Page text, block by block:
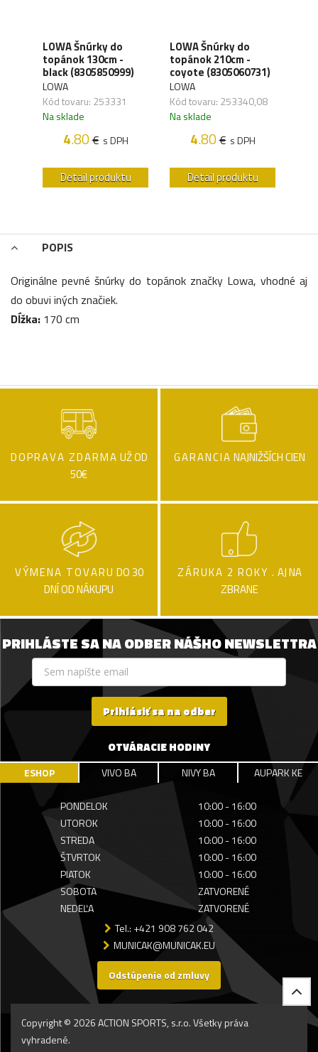
LOWA Šnúrky do
topánok 130cm -
black (8305850999)
LOWA
Kód tovaru: 253331
Na sklade
4.80€ s DPH
Detail produktu
LOWA Šnúrky do
topánok 210cm -
coyote (8305060731)
LOWA
Kód tovaru: 253340,08
Na sklade
4.80€ s DPH
Detail produktu
POPIS
Originálne pevné šnúrky do topánok značky Lowa, vhodné aj
do obuvi iných značiek.
Dĺžka: 170 cm
DOPRAVA ZDARMA UŽ OD
50€
GARANCIA NAJNIŽŠÍCH CIEN
VÝMENA TOVARU DO 30
DNÍ OD NÁKUPU
ZÁRUKA 2 ROKY . AJ NA
ZBRANE
PRIHLÁSTE SA NA ODBER NÁŠHO NEWSLETTRA
Prihlásiť sa na odber
OTVÁRACIE HODINY
ESHOP VIVO BA NIVY BA AUPARK KE
PONDELOK
10:00 - 16:00
UTOROK
10:00 - 16:00
STREDA
10:00 - 16:00
ŠTVRTOK
10:00 - 16:00
PIATOK
10:00 - 16:00
SOBOTA
ZATVORENÉ
NEDEĽA
ZATVORENÉ
Tel.: +421 908 762 042
MUNICAK@MUNICAK.EU
Odstúpenie od zmluvy
Copyright © 2026 ACTION SPORTS, s.r.o. Všetky práva
vyhradené.